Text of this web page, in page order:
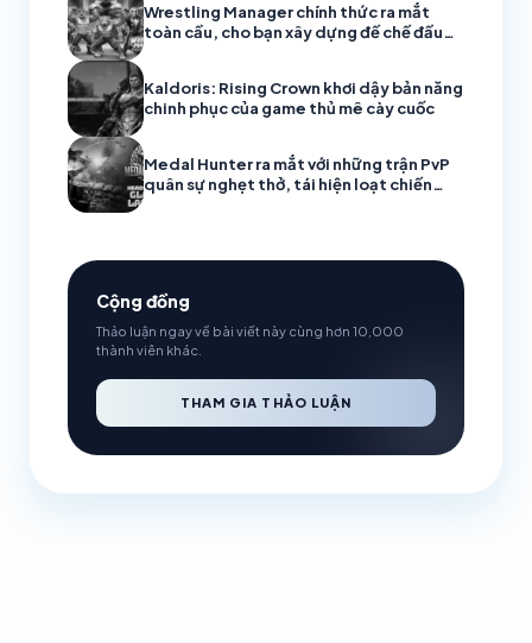
Wrestling Manager chính thức ra mắt
toàn cầu, cho bạn xây dựng đế chế đấu
Kaldoris: Rising Crown khơi dậy bản năng
chinh phục của game thủ mê cày cuốc
Medal Hunter ra mắt với những trận PvP
quân sự nghẹt thở, tái hiện loạt chiến
Cộng đồng
Thảo luận ngay về bài viết này cùng hơn 10,000
thành viên khác.
THAM GIA THẢO LUẬN